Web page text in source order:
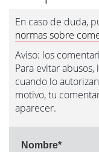
En caso de duda,
normas sobre
Aviso: los
Para evitar
cuando lo
motivo, tu
aparecer.
Nombre*